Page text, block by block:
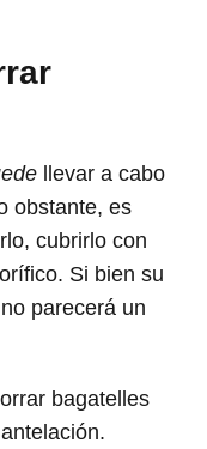
llevar a cabo
obstante, es
cubrirlo con
Si bien su
parecerá un
bagatelles